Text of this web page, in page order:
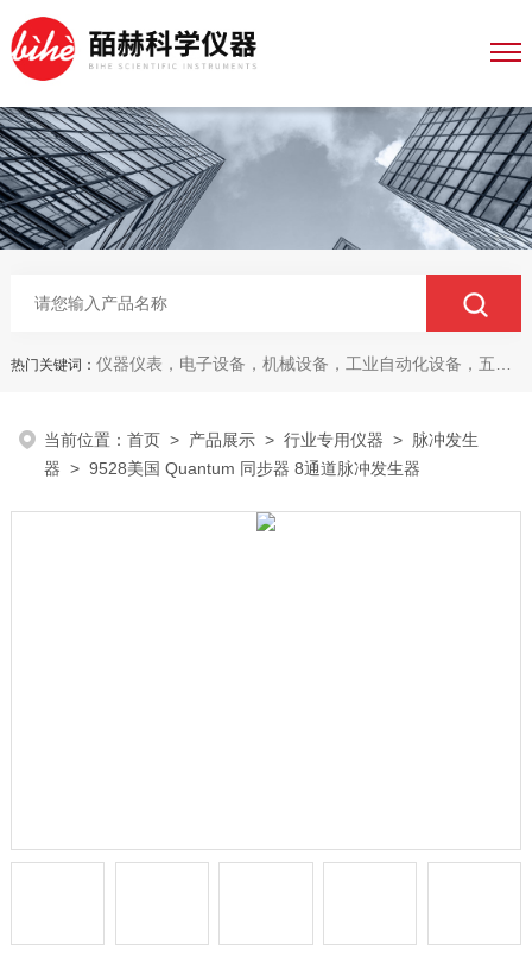
热门关键词： 仪器仪表，电子设备，机械设备，工业自动化设备，五金产品，电线电缆，金属材料，电子
当前位置：首页 > 产品展示 >行业专用仪器 > 脉冲发生
器 > 9528美国 Quantum 同步器 8通道脉冲发生器